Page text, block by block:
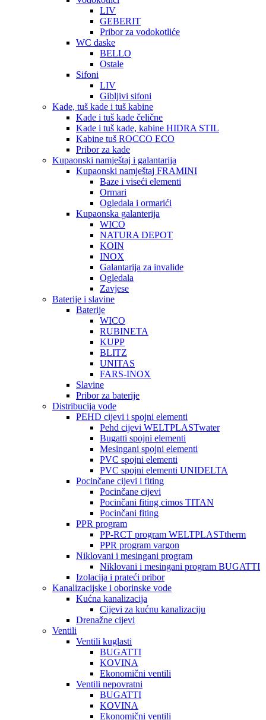
LIV
GEBERIT
Pribor za vodokotliće
WC daske
BELLO
Ostale
Sifoni
LIV
Gibljivi sifoni
Kade, tuš kade i tuš kabine
Kade i tuš kade čelične
Kade i tuš kade, kabine HIDRA STIL
Kabine tuš ROCCO ECO
Pribor za kade
Kupaonski namještaj i galantarija
Kupaonski namještaj FRAMINI
Baze i viseći elementi
Ormari
Ogledala i ormarići
Kupaonska galanterija
WICO
NATURA DEPOT
KOIN
INOX
Galantarija za invalide
Ogledala
Zavjese
Baterije i slavine
Baterije
WICO
RUBINETA
KUPP
BLITZ
UNITAS
FARS-INOX
Slavine
Pribor za baterije
Distribucija vode
PEHD cijevi i spojni elementi
Pehd cijevi WELTPLASTwater
Bugatti spojni elementi
Mesingani spojni elementi
PVC spojni elementi
PVC spojni elementi UNIDELTA
Pocinčane cijevi i fiting
Pocinčane cijevi
Pocinčani fiting cimos TITAN
Pocinčani fiting
PPR program
PP-RCT program WELTPLASTtherm
PPR program vargon
Niklovani i mesingani program
Niklovani i mesingani program BUGATTI
Izolacija i prateći pribor
Kanalizacijske i oborinske vode
Kućna kanalizacija
Cijevi za kućnu kanalizaciju
Drenažne cijevi
Ventili
Ventili kuglasti
BUGATTI
KOVINA
Ekonomični ventili
Ventili nepovratni
BUGATTI
KOVINA
Ekonomični ventili